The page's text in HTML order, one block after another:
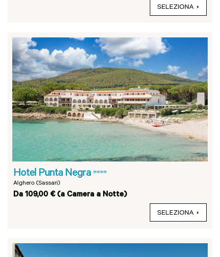
SELEZIONA
Hotel Punta Negra ****
Alghero (Sassari)
Da 109,00 € (a Camera a Notte)
SELEZIONA